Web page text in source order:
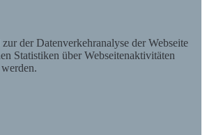
der Datenverkehranalyse der Webseite
Statistiken über Webseitenaktivitäten